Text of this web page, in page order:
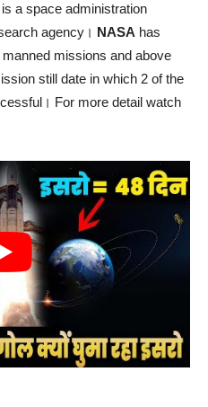
is a space administration
agency। NASA has
missions and above
still date in which 2 of the
For more detail watch